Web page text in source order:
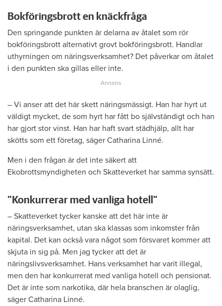
Bokföringsbrott en knäckfråga
Den springande punkten är delarna av åtalet som rör
bokföringsbrott alternativt grovt bokföringsbrott. Handlar
uthyrningen om näringsverksamhet? Det påverkar om åtalet
i den punkten ska gillas eller inte.
– Vi anser att det här skett näringsmässigt. Han har hyrt ut
väldigt mycket, de som hyrt har fått bo självständigt och han
har gjort stor vinst. Han har haft svart städhjälp, allt har
skötts som ett företag, säger Catharina Linné.
Men i den frågan är det inte säkert att
Ekobrottsmyndigheten och Skatteverket har samma synsätt.
”Konkurrerar med vanliga hotell”
– Skatteverket tycker kanske att det här inte är
näringsverksamhet, utan ska klassas som inkomster från
kapital. Det kan också vara något som försvaret kommer att
skjuta in sig på. Men jag tycker att det är
näringslivsverksamhet. Hans verksamhet har varit illegal,
men den har konkurrerat med vanliga hotell och pensionat.
Det är inte som narkotika, där hela branschen är olaglig,
säger Catharina Linné.